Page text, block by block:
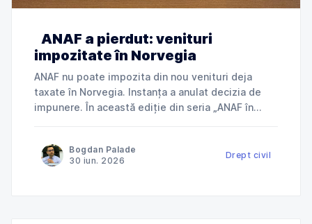
ANAF a pierdut: venituri
impozitate în Norvegia
ANAF nu poate impozita din nou venituri deja
taxate în Norvegia. Instanța a anulat decizia de
impunere. În această ediție din seria „ANAF în
încerca să taxeze în România venituri deja
impozitate în Norvegia și ce
Bogdan Palade
30 iun. 2026
Drept civil